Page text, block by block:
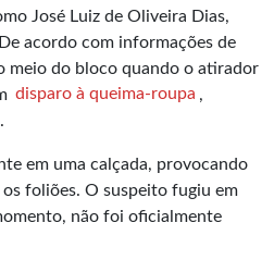
José Luiz de Oliveira Dias,
acordo com informações de
meio do bloco quando o atirador
disparo à queima-roupa ,
em uma calçada, provocando
foliões. O suspeito fugiu em
não foi oficialmente